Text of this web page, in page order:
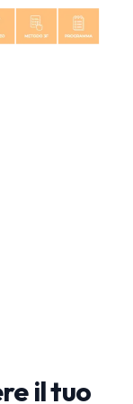
il tuo